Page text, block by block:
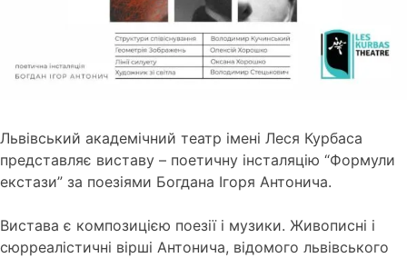
Львівський академічний театр імені Леся Курбаса
представляє виставу – поетичну інсталяцію “Формули
екстази” за поезіями Богдана Ігоря Антонича.
Вистава є композицією поезії і музики. Живописні і
сюрреалістичні вірші Антонича, відомого львівського